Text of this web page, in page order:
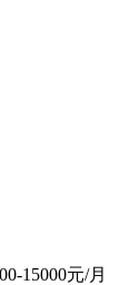
15000元/月